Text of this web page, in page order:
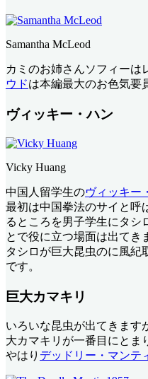
Samantha McLeod
カミのお姉さんソフィーは
ウドは本編最大のお色気要
ヴィッキー・ハン
Vicky Huang
中国人留学生のヴィッキー
最初は中国拳法のサイと呼
るところを男子学生にタシ
とで役に立つ場面は出てき
タシロが巨大昆虫のに風紀
です。
巨大カマキリ
いろいな昆虫が出てきます
大カマキリが一番目にとま
やはり デッドリー・マンテ